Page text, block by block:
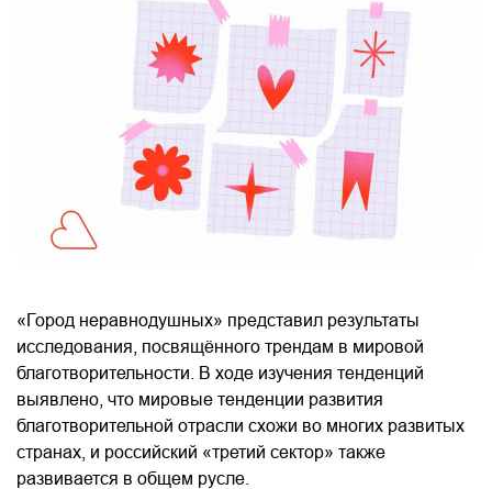
«Город неравнодушных» представил результаты
исследования, посвящённого трендам в мировой
благотворительности. В ходе изучения тенденций
выявлено, что мировые тенденции развития
благотворительной отрасли схожи во многих развитых
странах, и российский «третий сектор» также
развивается в общем русле.